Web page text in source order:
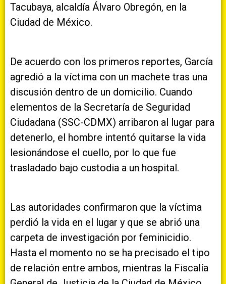
Tacubaya, alcaldía Álvaro Obregón, en la
Ciudad de México.
De acuerdo con los primeros reportes, García
agredió a la víctima con un machete tras una
discusión dentro de un domicilio. Cuando
elementos de la Secretaría de Seguridad
Ciudadana (SSC-CDMX) arribaron al lugar para
detenerlo, el hombre intentó quitarse la vida
lesionándose el cuello, por lo que fue
trasladado bajo custodia a un hospital.
Las autoridades confirmaron que la víctima
perdió la vida en el lugar y que se abrió una
carpeta de investigación por feminicidio.
Hasta el momento no se ha precisado el tipo
de relación entre ambos, mientras la Fiscalía